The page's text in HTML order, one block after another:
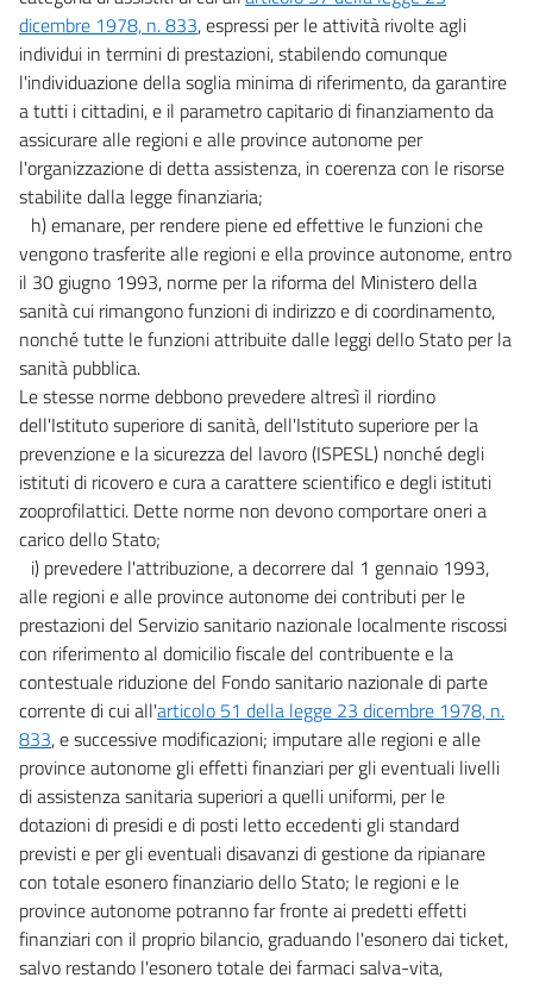
dicembre 1978, n. 833, espressi per le attività rivolte agli
individui in termini di prestazioni, stabilendo comunque
l'individuazione della soglia minima di riferimento, da garantire
a tutti i cittadini, e il parametro capitario di finanziamento da
assicurare alle regioni e alle province autonome per
l'organizzazione di detta assistenza, in coerenza con le risorse
stabilite dalla legge finanziaria;
h) emanare, per rendere piene ed effettive le funzioni che
vengono trasferite alle regioni e ella province autonome, entro
il 30 giugno 1993, norme per la riforma del Ministero della
sanità cui rimangono funzioni di indirizzo e di coordinamento,
nonché tutte le funzioni attribuite dalle leggi dello Stato per la
sanità pubblica.
Le stesse norme debbono prevedere altresì il riordino
dell'Istituto superiore di sanità, dell'Istituto superiore per la
prevenzione e la sicurezza del lavoro (ISPESL) nonché degli
istituti di ricovero e cura a carattere scientifico e degli istituti
zooprofilattici. Dette norme non devono comportare oneri a
carico dello Stato;
i) prevedere l'attribuzione, a decorrere dal 1 gennaio 1993,
alle regioni e alle province autonome dei contributi per le
prestazioni del Servizio sanitario nazionale localmente riscossi
con riferimento al domicilio fiscale del contribuente e la
contestuale riduzione del Fondo sanitario nazionale di parte
corrente di cui all'articolo 51 della legge 23 dicembre 1978, n.
833, e successive modificazioni; imputare alle regioni e alle
province autonome gli effetti finanziari per gli eventuali livelli
di assistenza sanitaria superiori a quelli uniformi, per le
dotazioni di presidi e di posti letto eccedenti gli standard
previsti e per gli eventuali disavanzi di gestione da ripianare
con totale esonero finanziario dello Stato; le regioni e le
province autonome potranno far fronte ai predetti effetti
finanziari con il proprio bilancio, graduando l'esonero dai ticket,
salvo restando l'esonero totale dei farmaci salva-vita,